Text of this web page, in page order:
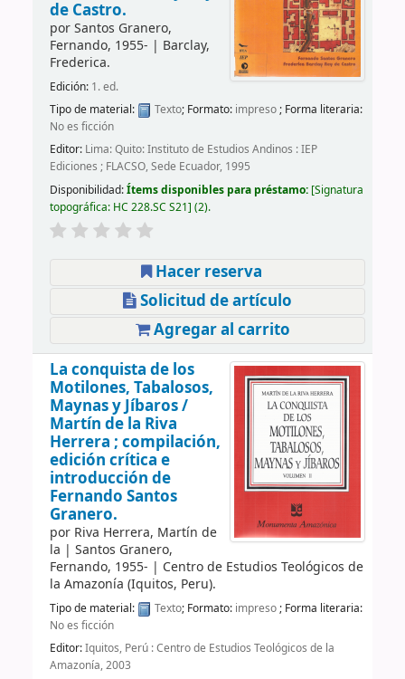
de Castro.
porSantos Granero,
Fernando, 1955- | Barclay,
Frederica.
Edición: 1. ed.
Tipo de material:
Texto; Formato: impreso; Forma literaria:
No es ficción
Editor: Lima: Quito: Instituto de Estudios Andinos : IEP
Ediciones ; FLACSO, Sede Ecuador, 1995
Disponibilidad:Ítems disponibles para préstamo: Signatura
topográfica: HC 228.SC S21 (2).
Hacer reserva
Solicitud de artículo
Agregar al carrito
La conquista de los
Motilones, Tabalosos,
Maynas y Jíbaros /
Martín de la Riva
Herrera ; compilación,
edición crítica e
introducción de
Fernando Santos
Granero.
por Riva Herrera, Martín de
la | Santos Granero,
Fernando, 1955- | Centro de Estudios Teológicos de
la Amazonía (Iquitos, Peru).
Tipo de material: Texto; Formato: impreso; Forma literaria:
No es ficción
Editor:Iquitos, Perú : Centro de Estudios Teológicos de la
Amazonía, 2003